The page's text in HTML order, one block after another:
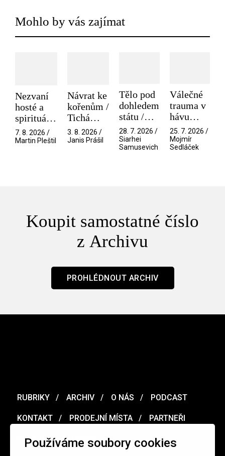
Používáme soubory cookies
Mohlo by vás zajímat
Nezvaní
hosté a
spirituální
narušitelé
z vesmíru
7. 8. 2026 /
Martin Pleštil
Návrat ke
kořenům /
Tichá
přítelkyně
3. 8. 2026 /
Janis Prášil
Tělo pod
dohledem
státu /
Pramen
28. 7. 2026 /
Siarhei
Samusevich
Válečné
trauma v
hávu
spektáklu
/ Odyssea
25. 7. 2026 /
Mojmír
Sedláček
Koupit samostatné číslo
z Archivu
PROHLÉDNOUT ARCHIV
RUBRIKY ARCHIV O NÁS PODCAST
KONTAKT PRODEJNÍ MÍSTA PARTNEŘI
MERCH VOUCHER